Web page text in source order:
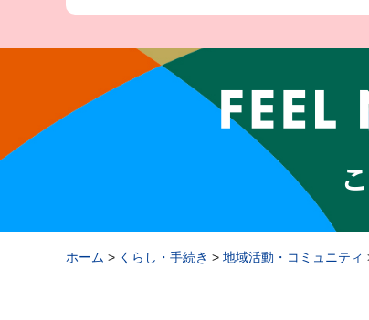
ホーム > くらし・手続き > 地域活動・コミュニティ